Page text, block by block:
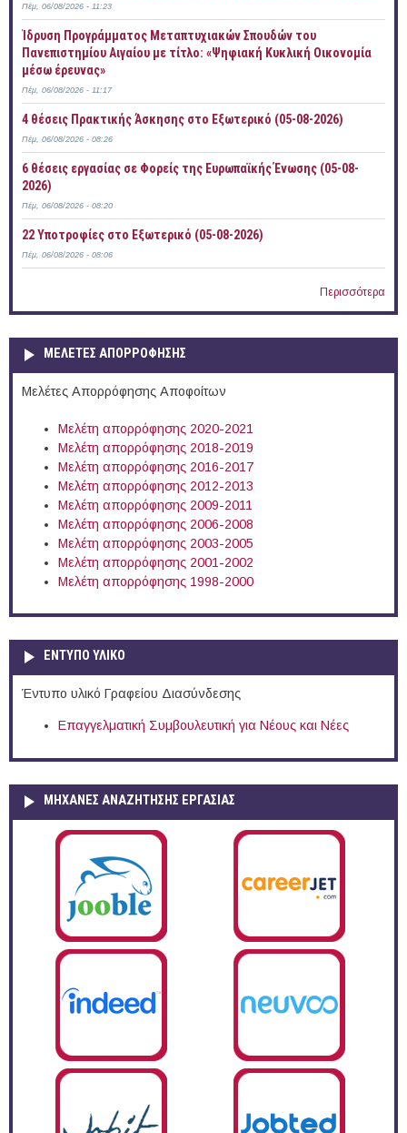
Πέμ, 06/08/2026 - 11:23
Ίδρυση Προγράμματος Μεταπτυχιακών Σπουδών του
Πανεπιστημίου Αιγαίου με τίτλο: «Ψηφιακή Κυκλική Οικονομία
μέσω έρευνας»
Πέμ, 06/08/2026 - 11:17
4 θέσεις Πρακτικής Άσκησης στο Εξωτερικό (05-08-2026)
Πέμ, 06/08/2026 - 08:26
6 θέσεις εργασίας σε Φορείς της Ευρωπαϊκής Ένωσης (05-08-
2026)
Πέμ, 06/08/2026 - 08:20
22 Υποτροφίες στο Εξωτερικό (05-08-2026)
Πέμ, 06/08/2026 - 08:06
Περισσότερα
ΜΕΛΕΤΕΣ ΑΠΟΡΡΟΦΗΣΗΣ
Μελέτες Απορρόφησης Αποφοίτων
Μελέτη απορρόφησης 2020-2021
Μελέτη απορρόφησης 2018-2019
Μελέτη απορρόφησης 2016-2017
Μελέτη απορρόφησης 2012-2013
Μελέτη απορρόφησης 2009-2011
Μελέτη απορρόφησης 2006-2008
Μελέτη απορρόφησης 2003-2005
Μελέτη απορρόφησης 2001-2002
Μελέτη απορρόφησης 1998-2000
ΕΝΤΥΠΟ ΥΛΙΚΟ
Έντυπο υλικό Γραφείου Διασύνδεσης
Επαγγελματική Συμβουλευτική για Νέους και Νέες
ΜΗΧΑΝΕΣ ΑΝΑΖΗΤΗΣΗΣ ΕΡΓΑΣΙΑΣ